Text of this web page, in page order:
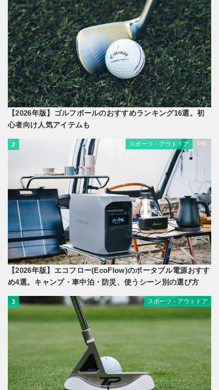
【2026年版】ゴルフボールのおすすめランキング16選。初
心者向け人気アイテムも
2 スポーツ・アウトドア PR
【2026年版】エコフロー(EcoFlow)のポータブル電源おすす
め4選。キャンプ・車中泊・防災、使うシーン別の選び方
3 スポーツ・アウトドア